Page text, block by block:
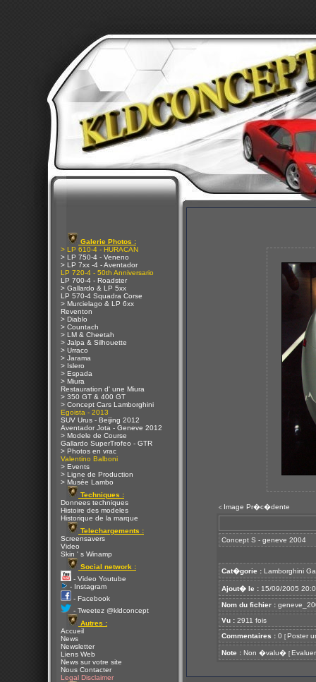
Galerie Photos :
> LP 610-4 - HURACAN
> LP 750-4 - Veneno
> LP 7xx -4 - Aventador
LP 720-4 - 50th Anniversario
LP 700-4 - Roadster
> Gallardo & LP 5xx
LP 570-4 Squadra Corse
> Murcielago & LP 6xx
Reventon
> Diablo
> Countach
> LM & Cheetah
> Jalpa & Silhouette
> Urraco
> Jarama
> Islero
> Espada
> Miura
Restauration d' une Miura
> 350 GT & 400 GT
> Concept Cars Lamborghini
Egoista - 2013
SUV Urus - Beijing 2012
Aventador Jota - Geneve 2012
> Modele de Course
Gallardo SuperTrofeo - GTR
> Photos en vrac
Valentino Balboni
> Events
> Ligne de Production
> Musée Lambo
Techniques :
Donnees techniques
Histoire des modeles
Historique de la marque
Telechargements :
Screensavers
Video
Skin ' s Winamp
Social network :
- Video Youtube
- Instagram
- Facebook
- Tweetez @kldconcept
Autres :
Accueil
News
Newsletter
Liens Web
News sur votre site
Nous Contacter
Legal Disclaimer
< Image Pr�c�dente
Concept S - geneve 2004
Cat�gorie : Lamborghini
Ajout� le : 15/09/2005
Nom du fichier :
Vu : 2911 fois
Commentaires : 0 [ Poster
Note : Non �valu� [ Evaluer